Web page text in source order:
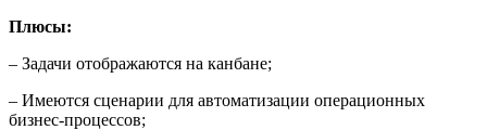
Плюсы:
– Задачи отображаются на канбане;
– Имеются сценарии для автоматизации операционных
бизнес-процессов;